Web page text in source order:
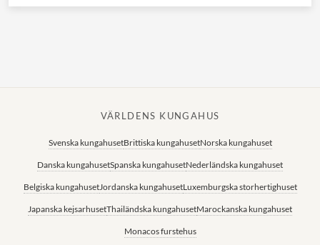
VÄRLDENS KUNGAHUS
Svenska kungahusetBrittiska kungahusetNorska kungahuset
Danska kungahusetSpanska kungahusetNederländska kungahuset
Belgiska kungahusetJordanska kungahusetLuxemburgska storhertighuset
Japanska kejsarhusetThailändska kungahusetMarockanska kungahuset
Monacos furstehus